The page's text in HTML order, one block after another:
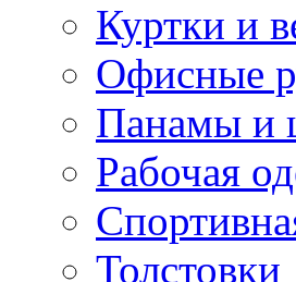
Куртки и
Офисные
Панамы и
Рабочая
Толстовки